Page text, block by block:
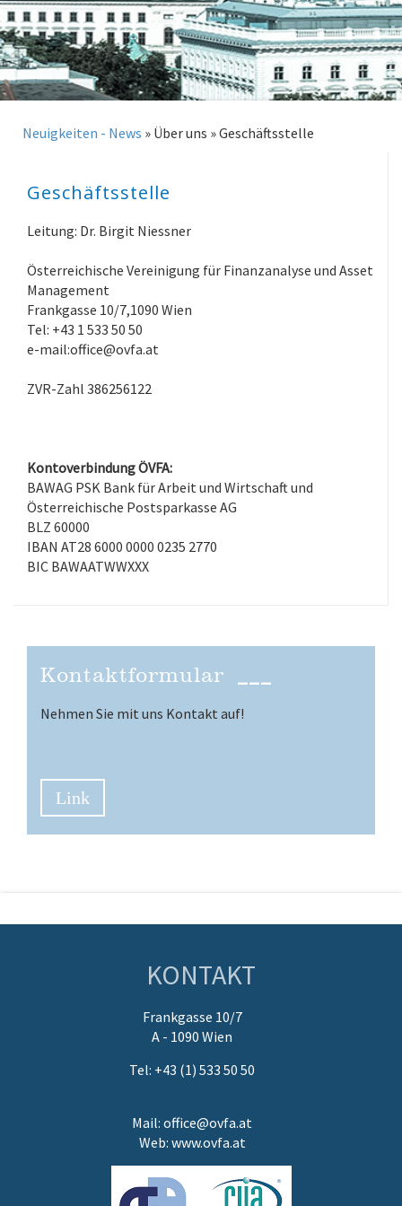
Neuigkeiten - News » Über uns »Geschäftsstelle
Geschäftsstelle
Leitung: Dr. Birgit Niessner
Österreichische Vereinigung für Finanzanalyse und Asset
Management
Frankgasse 10/7,1090 Wien
Tel: +43 1 533 50 50
e-mail:office@ovfa.at
ZVR-Zahl 386256122
Kontoverbindung ÖVFA:
BAWAG PSK Bank für Arbeit und Wirtschaft und
Österreichische Postsparkasse AG
BLZ 60000
IBAN AT28 6000 0000 0235 2770
BIC BAWAATWWXXX
Kontaktformular
Nehmen Sie mit uns Kontakt auf!
Link
KONTAKT
Frankgasse 10/7
A - 1090 Wien
Tel: +43 (1) 533 50 50
Mail: office@ovfa.at
Web: www.ovfa.at